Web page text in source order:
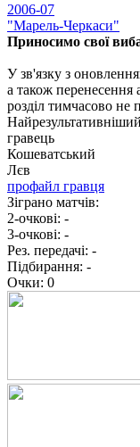
2006-07
"Марель-Черкаси"
Приносимо свої
У зв'язку з
а також перенесення
розділ тимчасово не
Найрезультативніший
гравець
Кошеватський
Лєв
профайл гравця
Зіграно матчів:
2-очкові: -
3-очкові: -
Рез. передачі: -
Підбирання: -
Очки: 0